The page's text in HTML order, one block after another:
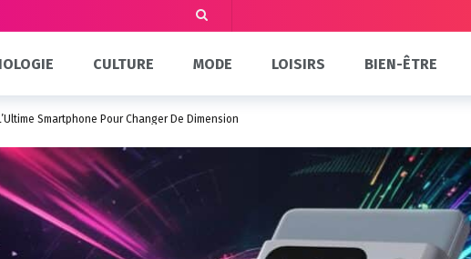
CULTURE MODE LOISIRS BIEN-ÊTRE
Smartphone Pour Changer De Dimension